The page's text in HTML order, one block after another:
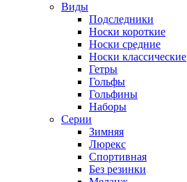
Виды
Подследники
Носки короткие
Носки средние
Носки классические
Гетры
Гольфы
Гольфины
Наборы
Серии
Зимняя
Люрекс
Спортивная
Без резинки